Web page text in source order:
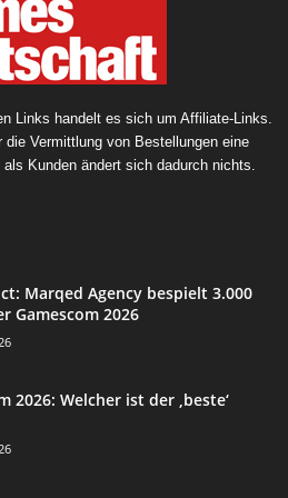
Links handelt es sich um Affiliate-Links.
Vermittlung von Bestellungen eine
Kunden ändert sich dadurch nichts.
Marqed Agency bespielt 3.000
Gamescom 2026
2026: Welcher ist der ‚beste‘